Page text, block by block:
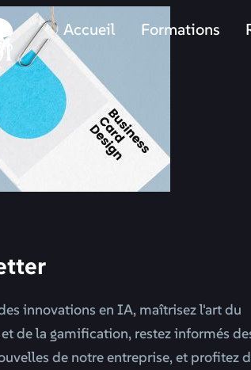
Accueil Formations
innovations en IA, maîtrisez l'art du
de la gamification, restez informés
de notre entreprise, et profitez